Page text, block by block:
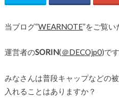
当ブログ“WEARNOTE”をご覧い
運営者のSORIN(＠DECOjp0)です
みなさんは普段キャップなどの
入れることはありますか？